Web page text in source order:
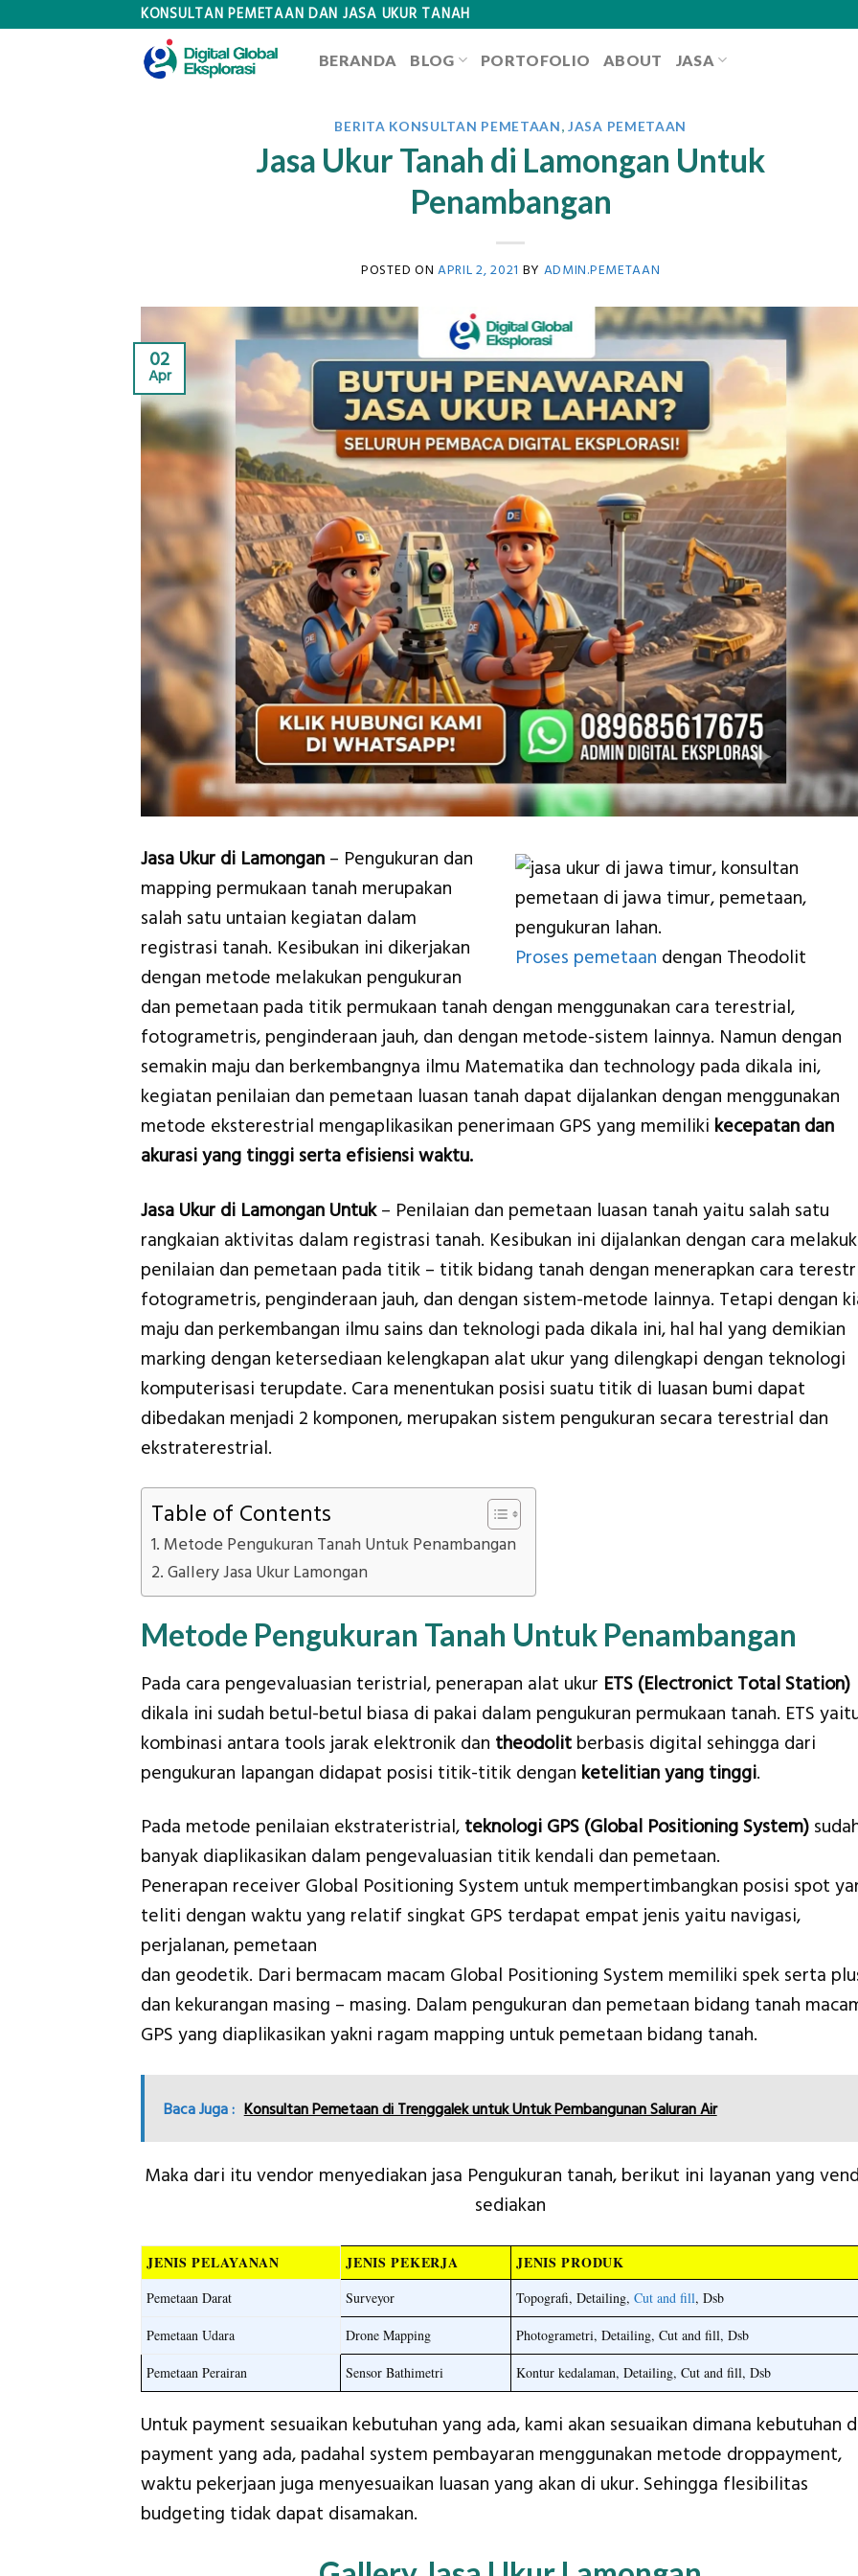
KONSULTAN PEMETAAN DAN JASA UKUR TANAH
BERANDA BLOG PORTOFOLIO ABOUT JASA
BERITA KONSULTAN PEMETAAN,JASA PEMETAAN
Jasa Ukur Tanah di Lamongan Untuk
Penambangan
POSTED ON APRIL 2, 2021 BY ADMIN.PEMETAAN
02
Apr
Proses pemetaan dengan Theodolit
Jasa Ukur di Lamongan – Pengukuran dan
mapping permukaan tanah merupakan
salah satu untaian kegiatan dalam
registrasi tanah. Kesibukan ini dikerjakan
dengan metode melakukan pengukuran
dan pemetaan pada titik permukaan tanah dengan menggunakan cara terestrial,
fotogrametris, penginderaan jauh, dan dengan metode-sistem lainnya. Namun dengan
semakin maju dan berkembangnya ilmu Matematika dan technology pada dikala ini,
kegiatan penilaian dan pemetaan luasan tanah dapat dijalankan dengan menggunakan
metode eksterestrial mengaplikasikan penerimaan GPS yang memiliki kecepatan dan
akurasi yang tinggi serta efisiensi waktu.
Jasa Ukur di Lamongan Untuk– Penilaian dan pemetaan luasan tanah yaitu salah satu
rangkaian aktivitas dalam registrasi tanah. Kesibukan ini dijalankan dengan cara
penilaian dan pemetaan pada titik – titik bidang tanah dengan menerapkan cara
fotogrametris, penginderaan jauh, dan dengan sistem-metode lainnya. Tetapi dengan
maju dan perkembangan ilmu sains dan teknologi pada dikala ini, hal hal yang demikian
marking dengan ketersediaan kelengkapan alat ukur yang dilengkapi dengan teknologi
komputerisasi terupdate. Cara menentukan posisi suatu titik di luasan bumi dapat
dibedakan menjadi 2 komponen, merupakan sistem pengukuran secara terestrial dan
ekstraterestrial.
Table of Contents
Metode Pengukuran Tanah Untuk Penambangan
Gallery Jasa Ukur Lamongan
Metode Pengukuran Tanah Untuk Penambangan
Pada cara pengevaluasian teristrial, penerapan alat ukur ETS (Electronict Total Station)
dikala ini sudah betul-betul biasa di pakai dalam pengukuran permukaan tanah. ETS
kombinasi antara tools jarak elektronik dan theodolit berbasis digital sehingga dari
pengukuran lapangan didapat posisi titik-titik dengan ketelitian yang tinggi.
Pada metode penilaian ekstrateristrial, teknologi GPS (Global Positioning System)
banyak diaplikasikan dalam pengevaluasian titik kendali dan pemetaan.
Penerapan receiver Global Positioning System untuk mempertimbangkan posisi spot
teliti dengan waktu yang relatif singkat GPS terdapat empat jenis yaitu navigasi,
perjalanan, pemetaan
dan geodetik. Dari bermacam macam Global Positioning System memiliki spek serta
dan kekurangan masing – masing. Dalam pengukuran dan pemetaan bidang tanah
GPS yang diaplikasikan yakni ragam mapping untuk pemetaan bidang tanah.
Baca Juga : Konsultan Pemetaan di Trenggalek untuk Untuk Pembangunan Saluran Air
Maka dari itu vendor menyediakan jasa Pengukuran tanah, berikut ini layanan yang
sediakan
JENIS PELAYANAN JENIS PEKERJA JENIS PRODUK
Pemetaan Darat Surveyor Topografi, Detailing,Cut and fill, Dsb
Pemetaan Udara Drone Mapping Photogrametri, Detailing, Cut and fill, Dsb
Pemetaan Perairan Sensor Bathimetri Kontur kedalaman, Detailing, Cut and fill, Dsb
Untuk payment sesuaikan kebutuhan yang ada, kami akan sesuaikan dimana kebutuhan
payment yang ada, padahal system pembayaran menggunakan metode droppayment,
waktu pekerjaan juga menyesuaikan luasan yang akan di ukur. Sehingga flesibilitas
budgeting tidak dapat disamakan.